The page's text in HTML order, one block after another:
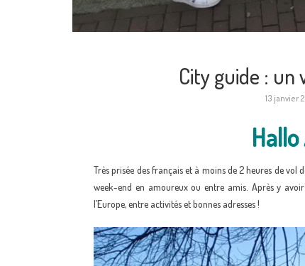
City guide :
13 janvier
Très prisée des français et à moins de 2 heures de
week-end en amoureux ou entre amis. Après y
l’Europe, entre activités et bonnes adresses !